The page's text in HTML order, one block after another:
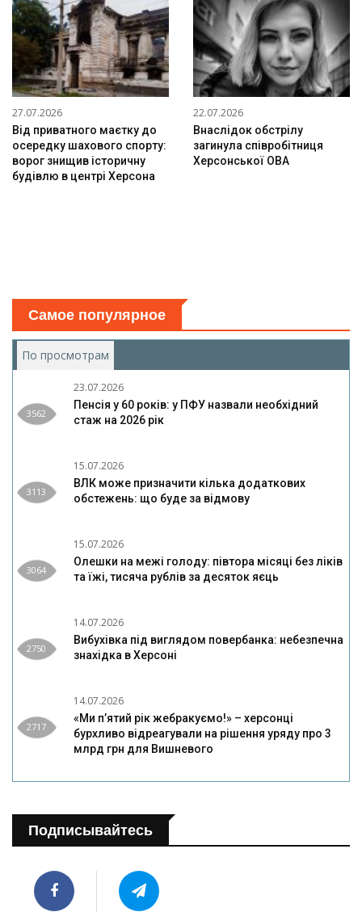
27.07.2026
Від приватного маєтку до
осередку шахового спорту:
ворог знищив історичну
будівлю в центрі Херсона
22.07.2026
Внаслідок обстрілу
загинула співробітниця
Херсонської ОВА
Самое популярное
По просмотрам
3562
23.07.2026
Пенсія у 60 років: у ПФУ назвали необхідний
стаж на 2026 рік
3113
15.07.2026
ВЛК може призначити кілька додаткових
обстежень: що буде за відмову
3064
15.07.2026
Олешки на межі голоду: півтора місяці без ліків
та їжі, тисяча рублів за десяток яєць
2750
14.07.2026
Вибухівка під виглядом повербанка: небезпечна
знахідка в Херсоні
2717
14.07.2026
«Ми п’ятий рік жебракуємо!» – херсонці
бурхливо відреагували на рішення уряду про 3
млрд грн для Вишневого
Подписывайтесь